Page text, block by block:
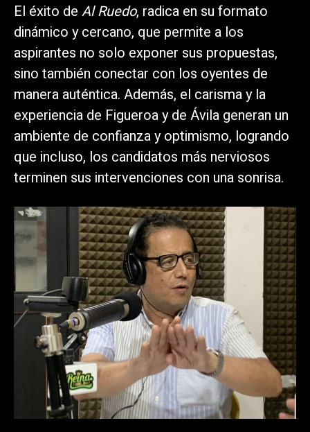
El éxito de Al Ruedo, radica en su formato
dinámico y cercano, que permite a los
aspirantes no solo exponer sus propuestas,
sino también conectar con los oyentes de
manera auténtica. Además, el carisma y la
experiencia de Figueroa y de Ávila generan un
ambiente de confianza y optimismo, logrando
que incluso, los candidatos más nerviosos
terminen sus intervenciones con una sonrisa.